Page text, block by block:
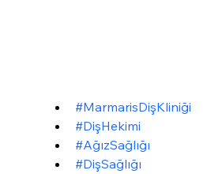
#MarmarisDişKliniği
#DişHekimi
#AğızSağlığı
#DişSağlığı